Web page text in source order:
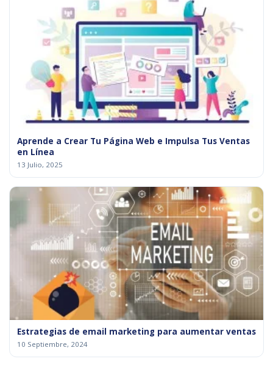
Aprende a Crear Tu Página Web e Impulsa Tus Ventas
en Línea
13 Julio, 2025
Estrategias de email marketing para aumentar ventas
10 Septiembre, 2024